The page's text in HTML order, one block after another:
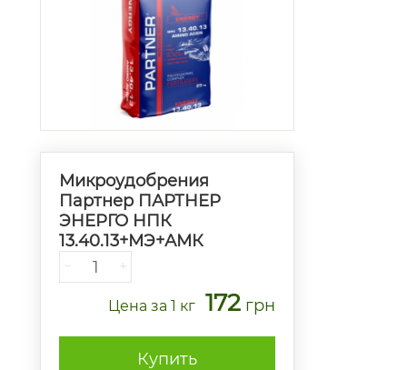
Микроудобрения
Партнер ПАРТНЕР
ЭНЕРГО НПК
13.40.13+МЭ+АМК
− +
Цена за 1 кг 172 грн
Купить